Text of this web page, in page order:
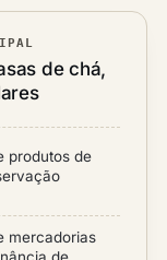
de chá,
produtos de
mercadorias